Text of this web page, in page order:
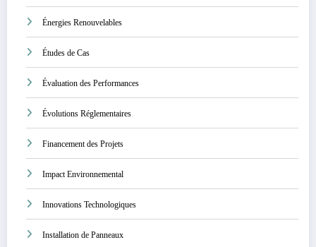
Énergies Renouvelables
Études de Cas
Évaluation des Performances
Évolutions Réglementaires
Financement des Projets
Impact Environnemental
Innovations Technologiques
Installation de Panneaux